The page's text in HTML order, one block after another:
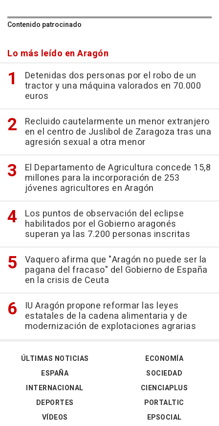
Contenido patrocinado
Lo más leído en Aragón
Detenidas dos personas por el robo de un
tractor y una máquina valorados en 70.000
euros
Recluido cautelarmente un menor extranjero
en el centro de Juslibol de Zaragoza tras una
agresión sexual a otra menor
El Departamento de Agricultura concede 15,8
millones para la incorporación de 253
jóvenes agricultores en Aragón
Los puntos de observación del eclipse
habilitados por el Gobierno aragonés
superan ya las 7.200 personas inscritas
Vaquero afirma que "Aragón no puede ser la
pagana del fracaso" del Gobierno de España
en la crisis de Ceuta
IU Aragón propone reformar las leyes
estatales de la cadena alimentaria y de
modernización de explotaciones agrarias
ÚLTIMAS NOTICIAS
ESPAÑA
INTERNACIONAL
DEPORTES
VÍDEOS
ECONOMÍA
SOCIEDAD
CIENCIAPLUS
PORTALTIC
EPSOCIAL